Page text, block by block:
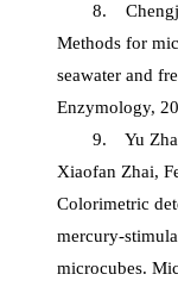
8.
Methods for
seawater and
Enzymology,
9. Yu
Xiaofan Zhai,
Colorimetric
mercury-
microcubes.